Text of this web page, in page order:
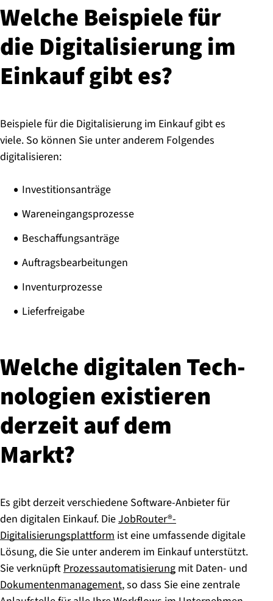
Welche Beispiele für
die Di­gi­ta­li­sie­rung im
Einkauf gibt es?
Beispiele für die Digitalisierung im Einkauf gibt es
viele. So können Sie unter anderem Folgendes
digitalisieren:
Investitionsanträge
Wareneingangsprozesse
Beschaffungsanträge
Auftragsbearbeitungen
Inventurprozesse
Lieferfreigabe
Welche digitalen Tech­
no­lo­gien existieren
derzeit auf dem
Markt?
Es gibt derzeit verschiedene Software-Anbieter für
den digitalen Einkauf. DieJobRouter®-
Digitalisierungsplattform ist eine umfassende digitale
Lösung, die Sie unter anderem im Einkauf unterstützt.
Sie verknüpft Prozessautomatisierung mit Daten- und
Dokumentenmanagement, so dass Sie eine zentrale